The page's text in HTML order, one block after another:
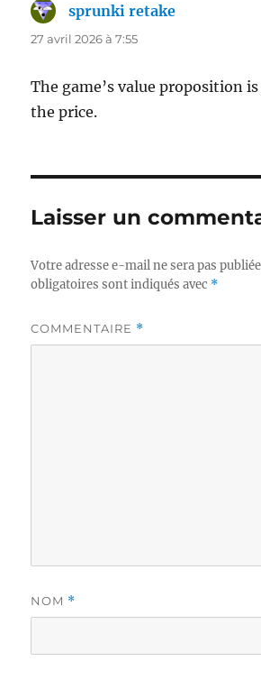
sprunki retake
27 avril 2026 à 7:55
The game’s value proposition
the price.
Laisser un
Votre adresse e-mail ne sera pas
obligatoires sont indiqués avec *
COMMENTAIRE *
NOM *